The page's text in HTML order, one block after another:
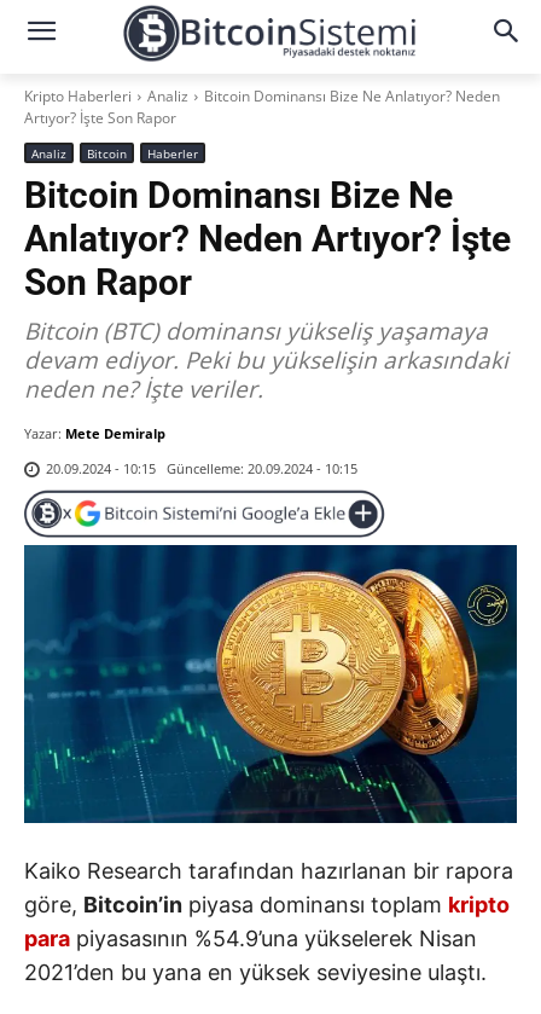
Kripto Haberleri Analiz
Bitcoin Dominansı Bize Ne Anlatıyor? Neden
Artıyor? İşte Son Rapor
Analiz Bitcoin Haberler
Bitcoin Dominansı Bize Ne
Anlatıyor? Neden Artıyor? İşte
Son Rapor
Bitcoin (BTC) dominansı yükseliş yaşamaya
devam ediyor. Peki bu yükselişin arkasındaki
neden ne? İşte veriler.
Yazar: Mete Demiralp
20.09.2024 - 10:15 Güncelleme: 20.09.2024 - 10:15
Kaiko Research tarafından hazırlanan bir rapora
göre, Bitcoin’in piyasa dominansı toplam kripto
para piyasasının %54.9’una yükselerek Nisan
2021’den bu yana en yüksek seviyesine ulaştı.